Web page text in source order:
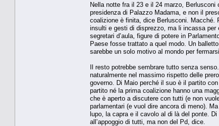
Nella notte fra il 23 e il 24 marzo,
presidenza di Palazzo Madama, e non il
coalizione è finita, dice Berlusconi. Macché.
insulti e gesti di disprezzo, ma li incassa
segretari d’aula, figure di potere in
Paese fosse trattato a quel modo. Un
sarebbe un solo motivo al mondo per
Il resto potrebbe sembrare tutto senza
naturalmente nel massimo rispetto delle
governo. Di Maio perché il suo è il partito
partito né la prima coalizione hanno una
che è aperto a discutere con tutti (e non
parlamentari (e vuol dire ancora di meno).
lupo, la capra e il cavolo al di là del ponte.
all’appoggio di tutti, ma non del Pd, dice.